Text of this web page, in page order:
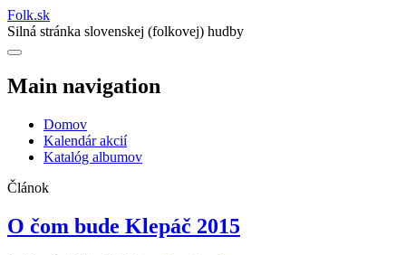
Folk.sk
Silná stránka slovenskej (folkovej) hudby
Main navigation
Domov
Kalendár akcií
Katalóg albumov
Článok
O čom bude Klepáč 2015